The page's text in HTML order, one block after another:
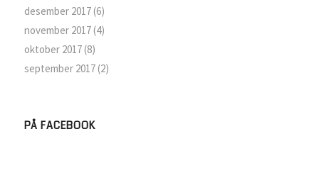
desember 2017(6)
november 2017(4)
oktober 2017(8)
september 2017(2)
PÅ FACEBOOK